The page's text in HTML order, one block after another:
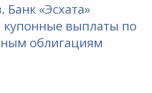
Банк «Эсхата»
купонные выплаты по
облигациям